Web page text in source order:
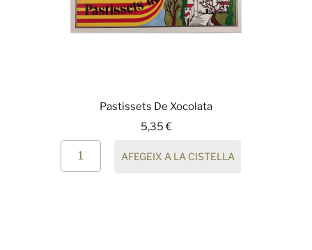
Pastissets De Xocolata
5,35€
AFEGEIX A LA CISTELLA